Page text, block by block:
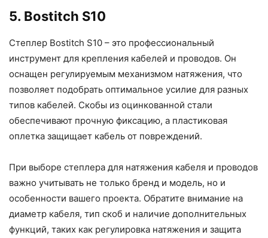
5. Bostitch S10
Степлер Bostitch S10 – это профессиональный
инструмент для крепления кабелей и проводов. Он
оснащен регулируемым механизмом натяжения, что
позволяет подобрать оптимальное усилие для разных
типов кабелей. Скобы из оцинкованной стали
обеспечивают прочную фиксацию, а пластиковая
оплетка защищает кабель от повреждений.
При выборе степлера для натяжения кабеля и проводов
важно учитывать не только бренд и модель, но и
особенности вашего проекта. Обратите внимание на
диаметр кабеля, тип скоб и наличие дополнительных
функций, таких как регулировка натяжения и защита